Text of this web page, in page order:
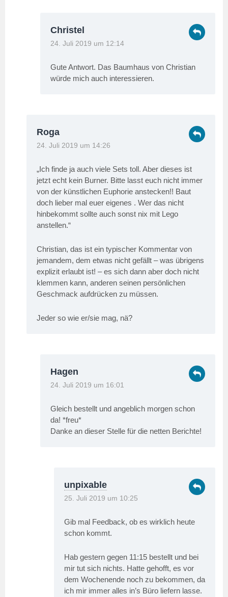
Christel
24. Juli 2019 um 12:14
Gute Antwort. Das Baumhaus von Christian
würde mich auch interessieren.
Roga
24. Juli 2019 um 14:26
„Ich finde ja auch viele Sets toll. Aber dieses ist
jetzt echt kein Burner. Bitte lasst euch nicht immer
von der künstlichen Euphorie anstecken!! Baut
doch lieber mal euer eigenes . Wer das nicht
hinbekommt sollte auch sonst nix mit Lego
anstellen.“
Christian, das ist ein typischer Kommentar von
jemandem, dem etwas nicht gefällt – was übrigens
explizit erlaubt ist! – es sich dann aber doch nicht
klemmen kann, anderen seinen persönlichen
Geschmack aufdrücken zu müssen.
Jeder so wie er/sie mag, nä?
Hagen
24. Juli 2019 um 16:01
Gleich bestellt und angeblich morgen schon
da! *freu*
Danke an dieser Stelle für die netten Berichte!
unpixable
25. Juli 2019 um 10:25
Gib mal Feedback, ob es wirklich heute
schon kommt.
Hab gestern gegen 11:15 bestellt und bei
mir tut sich nichts. Hatte gehofft, es vor
dem Wochenende noch zu bekommen, da
ich mir immer alles in’s Büro liefern lasse.